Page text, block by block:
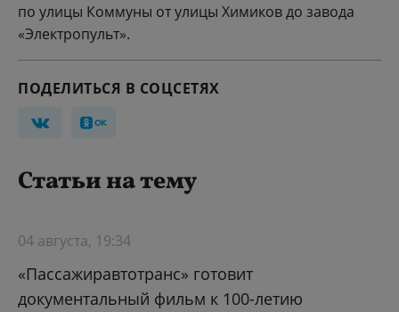
по улицы Коммуны от улицы Химиков до завода
«Электропульт».
ПОДЕЛИТЬСЯ В СОЦСЕТЯХ
Статьи на тему
04 августа, 19:34
«Пассажиравтотранс» готовит
документальный фильм к 100-летию